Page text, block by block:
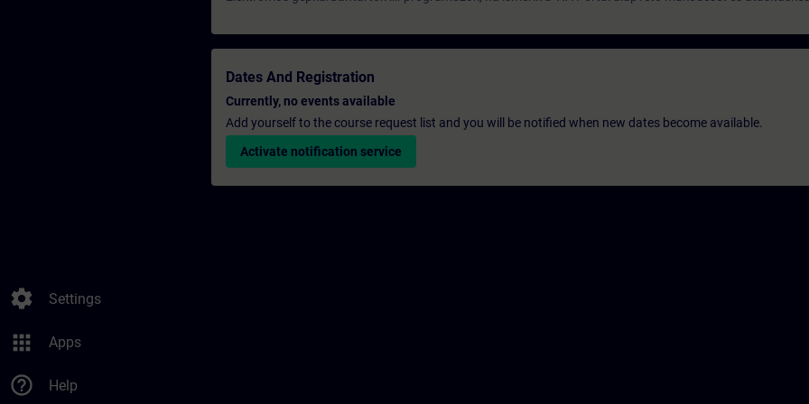
settings Settings
apps Apps
help_outline Help
Dates And Registration
Currently, no events available
Add yourself to the course request list and you will be notified when new dates become available.
Activate notification service